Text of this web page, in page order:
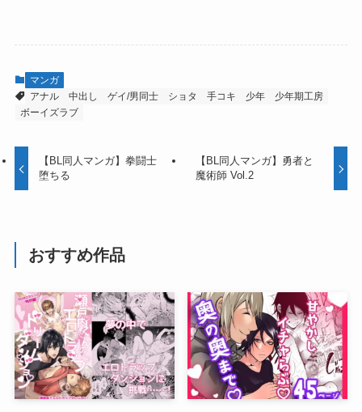
マンガ
アナル
中出し ゲイ/男同士 ショタ 手コキ 少年
少年期工房
ボーイズラブ
【BL同人マンガ】拳闘士
堕ちる
【BL同人マンガ】勇者と
魔術師 Vol.2
おすすめ作品